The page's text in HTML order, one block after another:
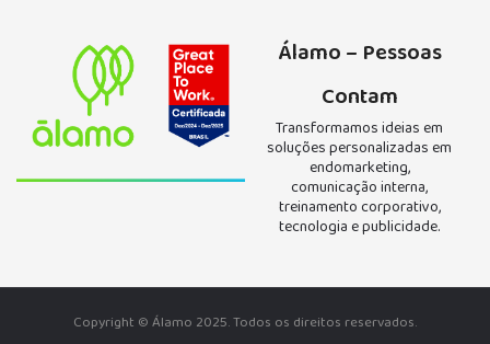
Álamo – Pessoas
Contam
Transformamos ideias em
soluções personalizadas em
endomarketing,
comunicação interna,
treinamento corporativo,
tecnologia e publicidade.
Copyright ©Álamo 2025. Todos os direitos reservados.